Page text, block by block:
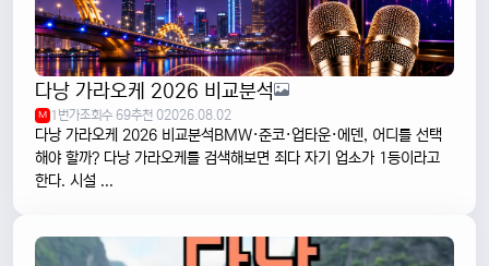
다낭 가라오케 2026 비교분석
M 1번가조회수 69추천 02026.08.02
다낭 가라오케 2026 비교분석BMW·준코·업타운·에덴, 어디를 선택
해야 할까? 다낭 가라오케를 검색해보면 죄다 자기 업소가 1등이라고
한다. 시설 ...